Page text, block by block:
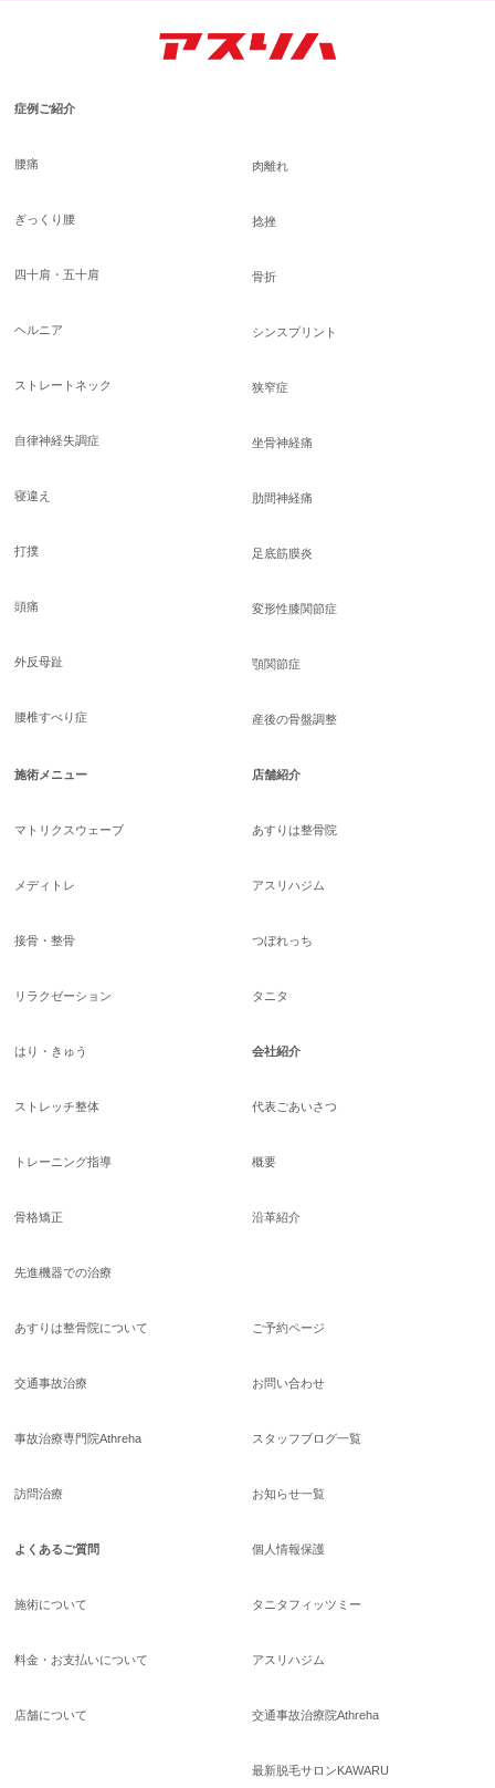
症例ご紹介
腰痛
ぎっくり腰
四十肩・五十肩
ヘルニア
ストレートネック
自律神経失調症
寝違え
打撲
頭痛
外反母趾
腰椎すべり症
肉離れ
捻挫
骨折
シンスプリント
狭窄症
坐骨神経痛
肋間神経痛
足底筋膜炎
変形性膝関節症
顎関節症
産後の骨盤調整
施術メニュー
マトリクスウェーブ
メディトレ
接骨・整骨
リラクゼーション
はり・きゅう
ストレッチ整体
トレーニング指導
骨格矯正
先進機器での治療
店舗紹介
あすりは整骨院
アスリハジム
つぼれっち
タニタ
会社紹介
代表ごあいさつ
概要
沿革紹介
あすりは整骨院について
交通事故治療
事故治療専門院Athreha
訪問治療
よくあるご質問
施術について
料金・お支払いについて
店舗について
ご予約ページ
お問い合わせ
スタッフブログ一覧
お知らせ一覧
個人情報保護
タニタフィッツミー
アスリハジム
交通事故治療院Athreha
最新脱毛サロンKAWARU